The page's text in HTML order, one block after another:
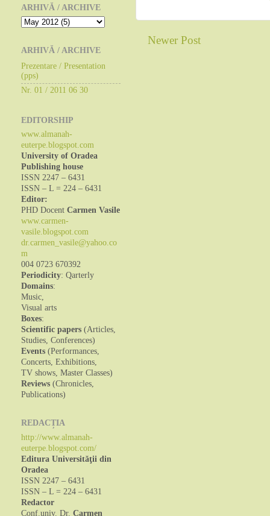
Newer Post
ARHIVĂ / ARCHIVE
ARHIVĂ / ARCHIVE
Prezentare / Presentation
(pps)
Nr. 01 / 2011 06 30
EDITORSHIP
www.almanah-
euterpe.blogspot.com
University of Oradea
Publishing house
ISSN 2247 – 6431
ISSN – L = 224 – 6431
Editor:
PHD Docent Carmen Vasile
www.carmen-
vasile.blogspot.com
dr.carmen_vasile@yahoo.co
m
004 0723 670392
Periodicity: Qarterly
Domains:
Music,
Visual arts
Boxes:
Scientific papers (Articles,
Studies, Conferences)
Events (Performances,
Concerts, Exhibitions,
TV shows, Master Classes)
Reviews (Chronicles,
Publications)
REDACȚIA
http://www.almanah-
euterpe.blogspot.com/
Editura Universităţii din
Oradea
ISSN 2247 – 6431
ISSN – L = 224 – 6431
Redactor
Conf.univ. Dr. Carmen